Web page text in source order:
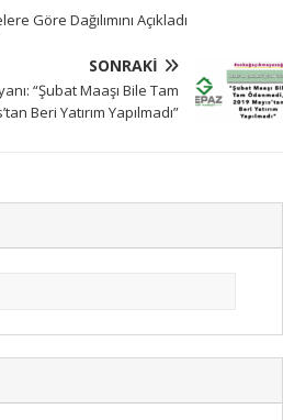
Göre Dağılımını Açıkladı
SONRAKI
“Şubat Maaşı Bile Tam
Beri Yatırım Yapılmadı”